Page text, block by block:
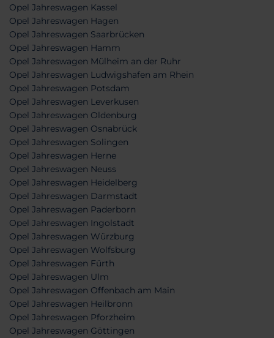
Opel Jahreswagen Kassel
Opel Jahreswagen Hagen
Opel Jahreswagen Saarbrücken
Opel Jahreswagen Hamm
Opel Jahreswagen Mülheim an der Ruhr
Opel Jahreswagen Ludwigshafen am Rhein
Opel Jahreswagen Potsdam
Opel Jahreswagen Leverkusen
Opel Jahreswagen Oldenburg
Opel Jahreswagen Osnabrück
Opel Jahreswagen Solingen
Opel Jahreswagen Herne
Opel Jahreswagen Neuss
Opel Jahreswagen Heidelberg
Opel Jahreswagen Darmstadt
Opel Jahreswagen Paderborn
Opel Jahreswagen Ingolstadt
Opel Jahreswagen Würzburg
Opel Jahreswagen Wolfsburg
Opel Jahreswagen Fürth
Opel Jahreswagen Ulm
Opel Jahreswagen Offenbach am Main
Opel Jahreswagen Heilbronn
Opel Jahreswagen Pforzheim
Opel Jahreswagen Göttingen